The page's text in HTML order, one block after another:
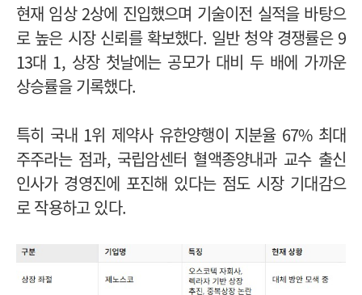
현재 임상 2상에 진입했으며 기술이전 실적을 바탕으
로 높은 시장 신뢰를 확보했다. 일반 청약 경쟁률은 9
13대 1, 상장 첫날에는 공모가 대비 두 배에 가까운
상승률을 기록했다.
특히 국내 1위 제약사 유한양행이 지분율 67% 최대
주주라는 점과, 국립암센터 혈액종양내과 교수 출신
인사가 경영진에 포진해 있다는 점도 시장 기대감으
로 작용하고 있다.